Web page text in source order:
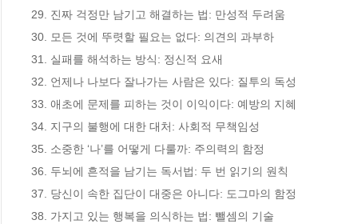
29. 진짜 걱정만 남기고 해결하는 법: 만성적 두려움
30. 모든 것에 뚜렷할 필요는 없다: 의견의 과부하
31. 실패를 해석하는 방식: 정신적 요새
32. 언제나 나보다 잘나가는 사람은 있다: 질투의 독성
33. 애초에 문제를 피하는 것이 이익이다: 예방의 지혜
34. 지구의 불행에 대한 대처: 사회적 무책임성
35. 소중한 ‘나’를 어떻게 다룰까: 주의력의 함정
36. 두뇌에 흔적을 남기는 독서법: 두 번 읽기의 원칙
37. 당신이 속한 집단이 대중은 아니다: 도그마의 함정
38. 가지고 있는 행복을 의식하는 법: 뺄셈의 기술